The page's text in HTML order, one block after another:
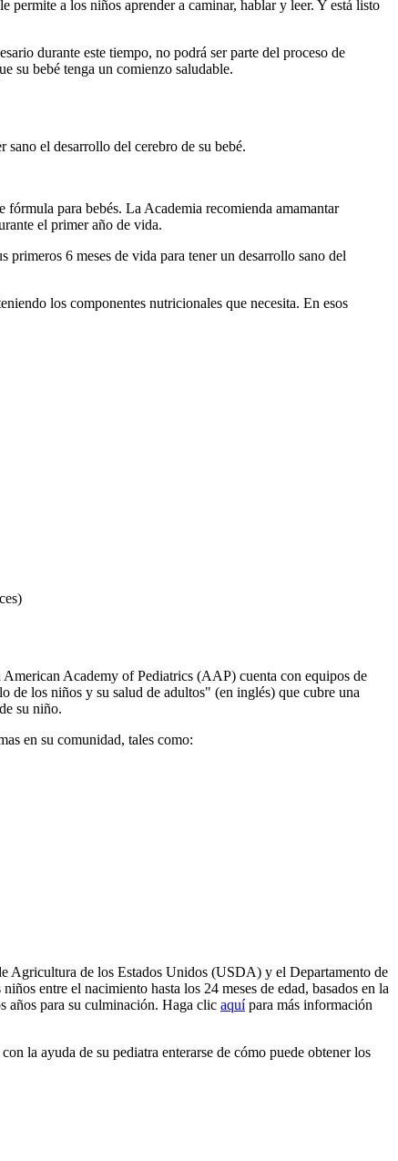
a los niños aprender a caminar, hablar y leer. Y está listo
durante este tiempo, no podrá ser parte del proceso de
su bebé tenga un comienzo saludable.
sano el desarrollo del cerebro de su bebé.
para bebés. La Academia recomienda amamantar
el primer año de vida.
primeros 6 meses de vida para tener un desarrollo sano del
los componentes nutricionales que necesita. En esos
American Academy of Pediatrics (AAP) cuenta con equipos de
de los niños y su salud de adultos" (en inglés) que cubre una
su niño.
en su comunidad, tales como:
Agricultura de los Estados Unidos (USDA) y el Departamento de
entre el nacimiento hasta los 24 meses de edad, basados en la
años para su culminación. Haga clic aquípara más información
la ayuda de su pediatra enterarse de cómo puede obtener los